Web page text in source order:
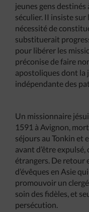
jeunes gens
séculier. II insiste sur
nécessité de
substituerait
pour libérer les
préconise de faire
apostoliques dont la
indépendante des
Un missionnaire
1591 à Avignon,
séjours au Tonkin et
avant d’être
étrangers. De retour
d’évêques en Asie
promouvoir un
soin des fidèles, et
persécution.